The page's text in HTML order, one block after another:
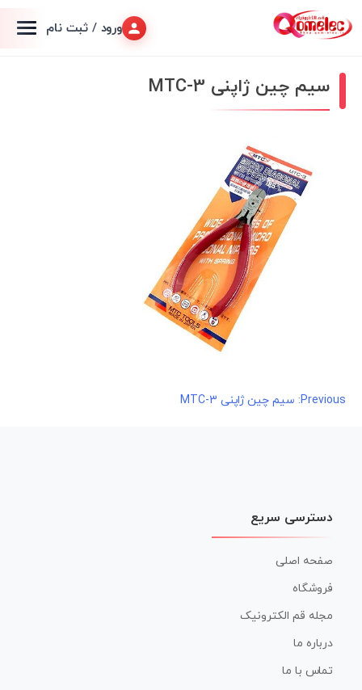
ورود / ثبت نام
سیم چین ژاپنی MTC-3
راهبری
Previous: سیم چین ژاپنی MTC-3
دسترسی سریع
صفحه اصلی
فروشگاه
مجله قم الکترونیک
درباره ما
تماس با ما